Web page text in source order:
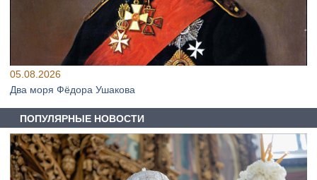
05.08.2026
Два моря Фёдора Ушакова
ПОПУЛЯРНЫЕ НОВОСТИ